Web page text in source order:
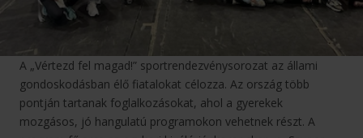
A „Vértezd fel magad!” sportrendezvénysorozat az állami
gondoskodásban élő fiatalokat célozza. Az ország több
pontján tartanak foglalkozásokat, ahol a gyerekek
mozgásos, jó hangulatú programokon vehetnek részt. A